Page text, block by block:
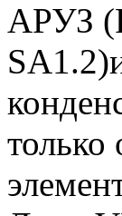
АРУЗ
только